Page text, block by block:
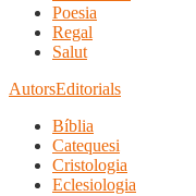
Poesia
Regal
Salut
AutorsEditorials
Bíblia
Catequesi
Cristologia
Eclesiologia